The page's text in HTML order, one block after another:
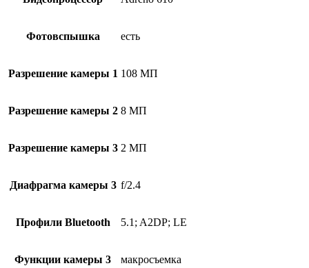
Фотовспышка есть
Разрешение камеры 1 108 МП
Разрешение камеры 2 8 МП
Разрешение камеры 3 2 МП
Диафрагма камеры 3 f/2.4
Профили Bluetooth 5.1; A2DP; LE
Функции камеры 3 макросъемка